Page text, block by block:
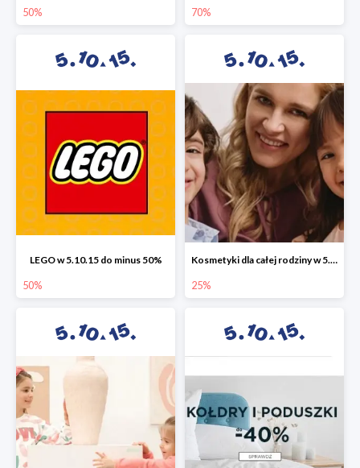
50% 70%
LEGO w 5.10.15 do minus 50%
50%
Kosmetyki dla całej rodziny w 5.10.15 do -25%
25%